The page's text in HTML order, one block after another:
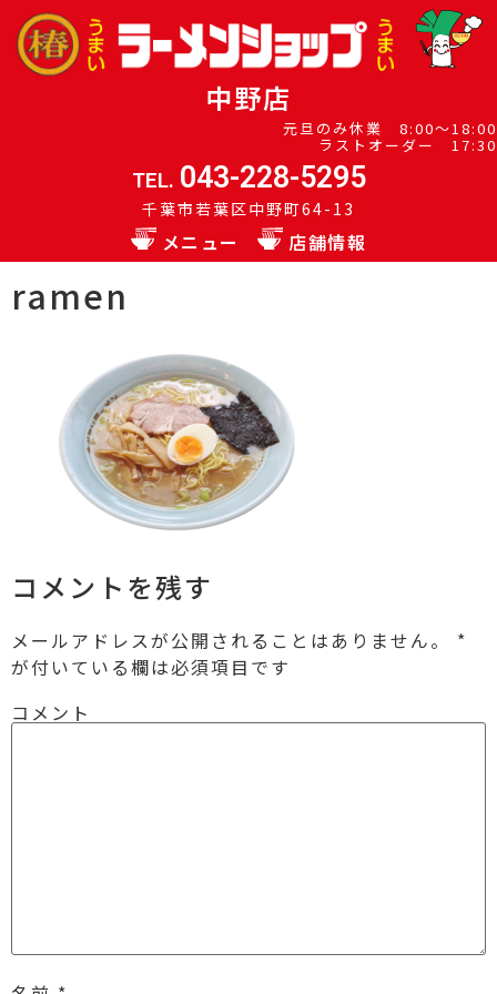
中野店
元旦のみ休業 8:00～18:00
ラストオーダー 17:30
TEL. 043-228-5295
千葉市若葉区中野町64-13
メニュー 店舗情報
ramen
コメントを残す
メールアドレスが公開されることはありません。
*
が付いている欄は必須項目です
コメント